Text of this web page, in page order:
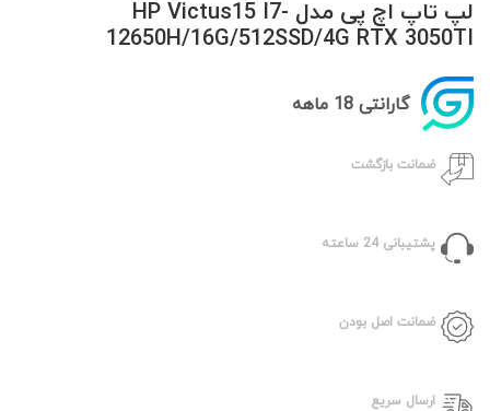
لپ تاپ اچ پی مدل HP Victus15 I7-
12650H/16G/512SSD/4G RTX 3050TI
گارانتی 18 ماهه
ضمانت بازگشت
پشتیبانی 24 ساعته
ضمانت اصل بودن
ارسال سریع